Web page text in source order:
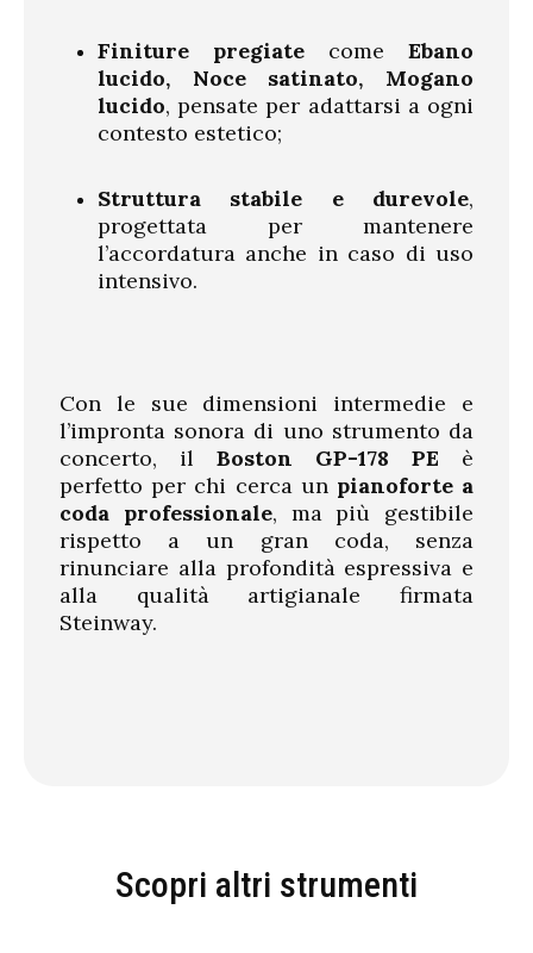
Finiture pregiate come Ebano
lucido, Noce satinato, Mogano
lucido, pensate per adattarsi a ogni
contesto estetico;
Struttura stabile e durevole,
progettata per mantenere
l’accordatura anche in caso di uso
intensivo.
Con le sue dimensioni intermedie e
l’impronta sonora di uno strumento da
concerto, il Boston GP-178 PE è
perfetto per chi cerca un pianoforte a
coda professionale, ma più gestibile
rispetto a un gran coda, senza
rinunciare alla profondità espressiva e
alla qualità artigianale firmata
Steinway.
Scopri altri strumenti